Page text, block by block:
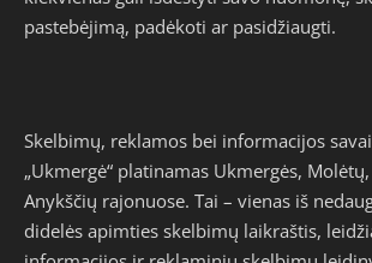
pastebėjimą, padėkoti ar pasidžiaugti.
Skelbimų, reklamos bei informacijos
„Ukmergė“ platinamas Ukmergės,
Anykščių rajonuose. Tai – vienas iš
didelės apimties skelbimų laikraštis,